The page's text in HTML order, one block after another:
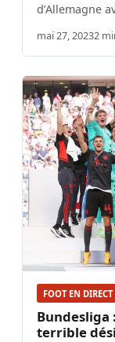
d’Allemagne
mai 27, 20232
FOOT EN DIRECT
Bundesliga
terrible